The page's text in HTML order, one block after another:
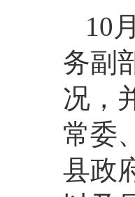
10
务副
况，
常委
县政